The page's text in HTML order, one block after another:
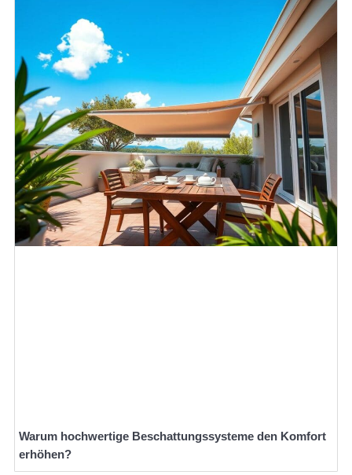
Warum hochwertige Beschattungssysteme den Komfort
erhöhen?